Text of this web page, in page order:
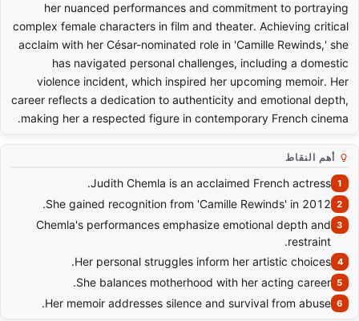
her nuanced performances and commitment to portraying
complex female characters in film and theater. Achieving critical
acclaim with her César-nominated role in 'Camille Rewinds,' she
has navigated personal challenges, including a domestic
violence incident, which inspired her upcoming memoir. Her
career reflects a dedication to authenticity and emotional depth,
making her a respected figure in contemporary French cinema.
أهم النقاط
Judith Chemla is an acclaimed French actress.
She gained recognition from 'Camille Rewinds' in 2012.
Chemla's performances emphasize emotional depth and
restraint.
Her personal struggles inform her artistic choices.
She balances motherhood with her acting career.
Her memoir addresses silence and survival from abuse.